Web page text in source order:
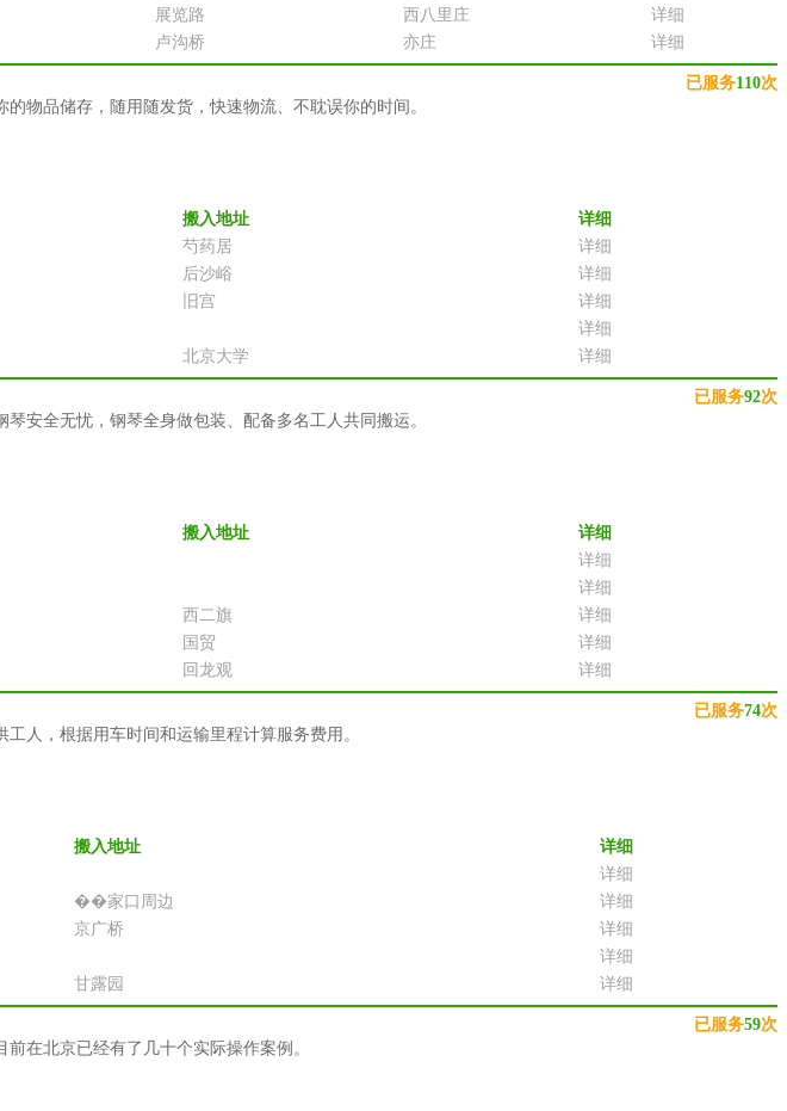
展览路 西八里庄
详细
卢沟桥 亦庄 详细
已服务110次
物品储存，随用随发货，快速物流、不耽误你的时间。
搬入地址
详细
芍药居
详细
后沙峪
详细
旧宫
详细
详细
北京大学 详细
已服务92次
安全无忧，钢琴全身做包装、配备多名工人共同搬运。
搬入地址
详细
详细
详细
西二旗
详细
国贸
详细
回龙观 详细
已服务74次
人，根据用车时间和运输里程计算服务费用。
搬入地址
详细
详细
��家口周边
详细
京广桥
详细
详细
甘露园 详细
已服务59次
在北京已经有了几十个实际操作案例。